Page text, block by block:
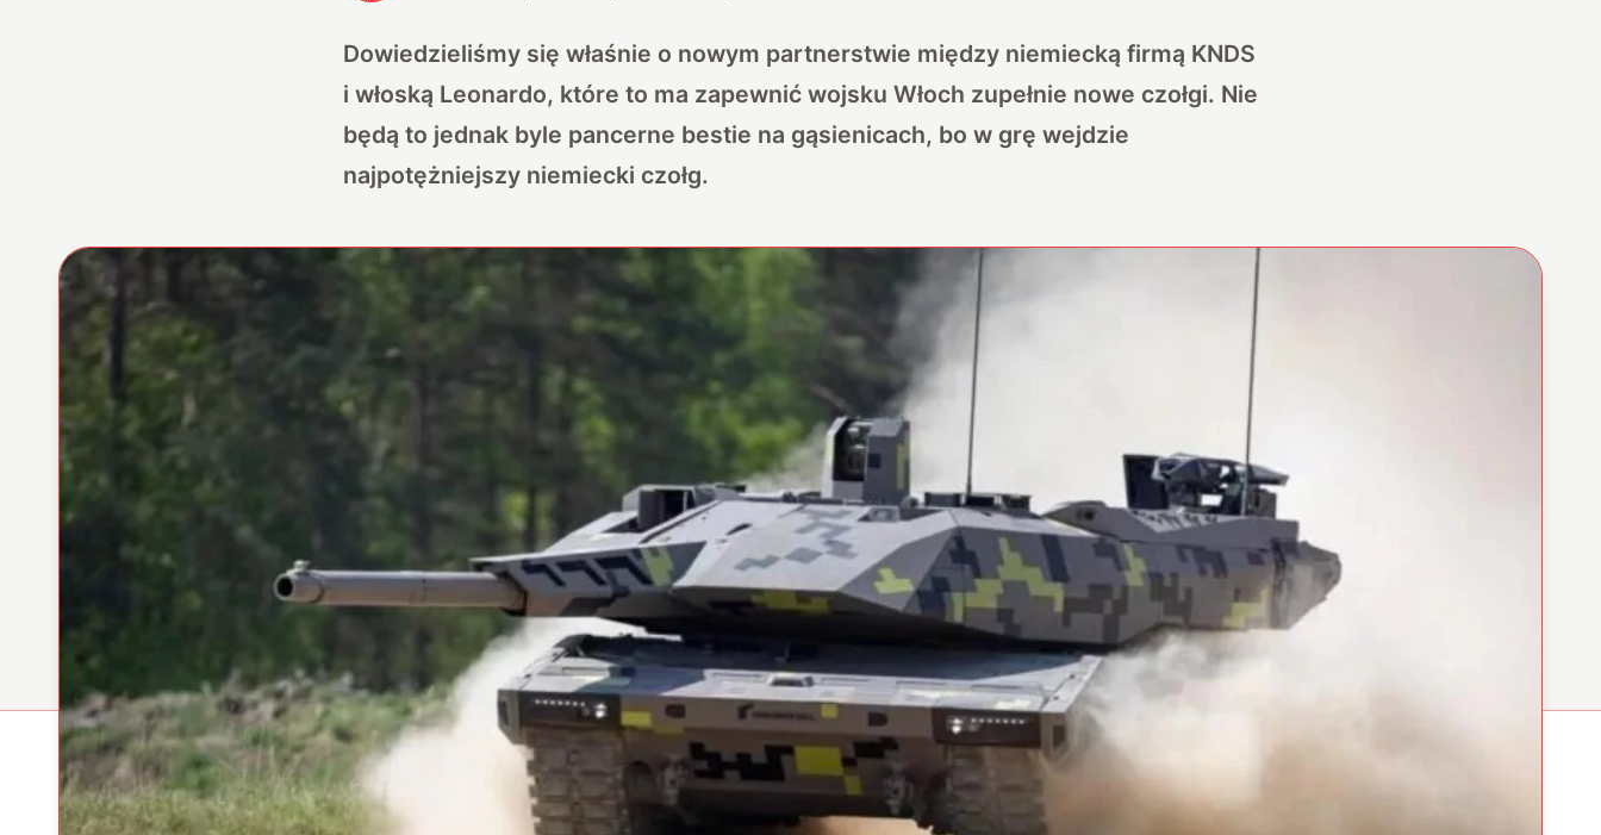
Dowiedzieliśmy się właśnie o nowym partnerstwie między niemiecką firmą KNDS
i włoską Leonardo, które to ma zapewnić wojsku Włoch zupełnie nowe czołgi. Nie
będą to jednak byle pancerne bestie na gąsienicach, bo w grę wejdzie
najpotężniejszy niemiecki czołg.